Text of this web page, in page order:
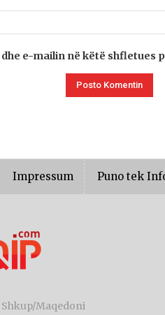
e-mailin në këtë shfletues
Impressum Puno tek
Shkup/Maqedoni